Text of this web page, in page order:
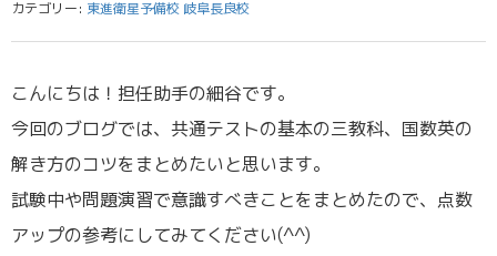
カテゴリー: 東進衛星予備校 岐阜長良校
こんにちは！担任助手の細谷です。
今回のブログでは、共通テストの基本の三教科、国数英の
解き方のコツをまとめたいと思います。
試験中や問題演習で意識すべきことをまとめたので、点数
アップの参考にしてみてください(^^)